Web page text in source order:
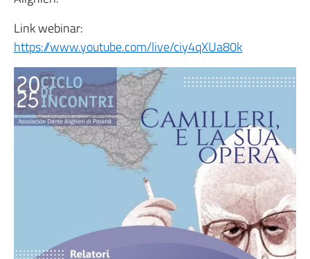
Link webinar:
https://www.youtube.com/live/ciy4qXUa80k